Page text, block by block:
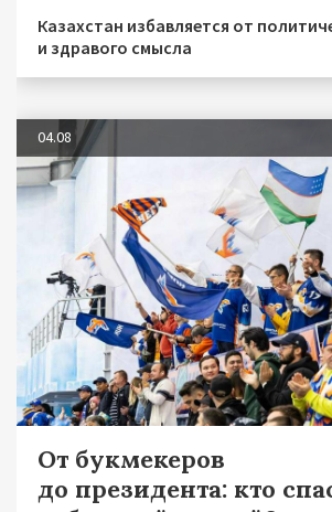
Казахстан избавляется от
и здравого смысла
04.08
От букмекеров
до президента: кто